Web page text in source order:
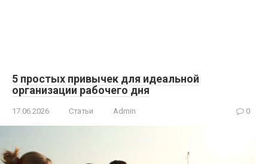
5 простых привычек для идеальной
организации рабочего дня
17.06.2026 Статьи Admin 0